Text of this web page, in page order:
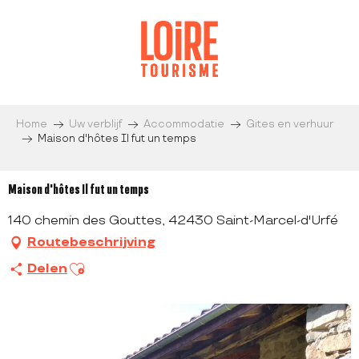
Home Uw verblijf Accommodatie
Gites en verhuur
Maison d'hôtes Il fut un temps
Maison d'hôtes Il fut un temps
140 chemin des Gouttes, 42430 Saint-Marcel-d'Urfé
Routebeschrijving
Delen Ajouter aux favoris